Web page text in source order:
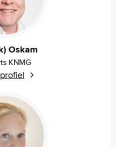
Oskam
KNMG